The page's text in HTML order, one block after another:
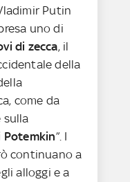
Putin
uno di
di zecca, il
della
come da
sulla
Potemkin”. I
continuano a
alloggi e a